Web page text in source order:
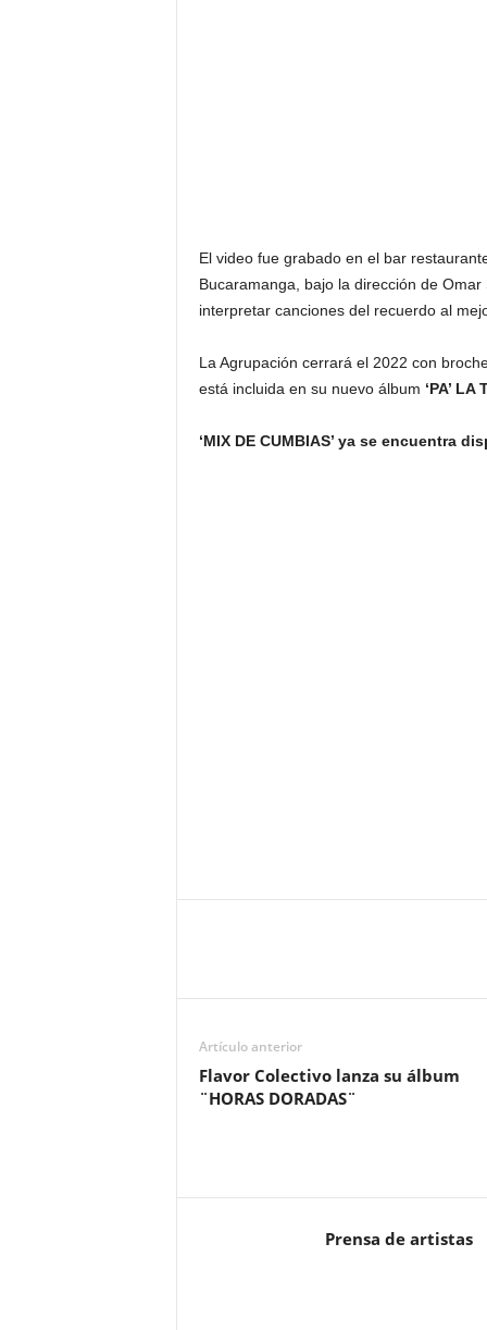
El video fue grabado en el bar
Bucaramanga, bajo la dirección de
interpretar canciones del recuerdo al
La Agrupación cerrará el 2022 con
está incluida en su nuevo álbum ‘PA’ LA
‘MIX DE CUMBIAS’ ya se encuentra
Artículo anterior
Flavor Colectivo lanza su álbum
¨HORAS DORADAS¨
Prensa de artistas